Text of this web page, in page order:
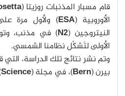
قام مسبار المذنبات روزيتا (
الأوروبية (ESA) ولأول مرة
النيتروجين (N2) في مذنب،
الأولى لتَشكُل نظامنا الشمسي.
وتم نشر نتائج تلك الدراسة،
بيرن (Bern)، في مجلة (Science